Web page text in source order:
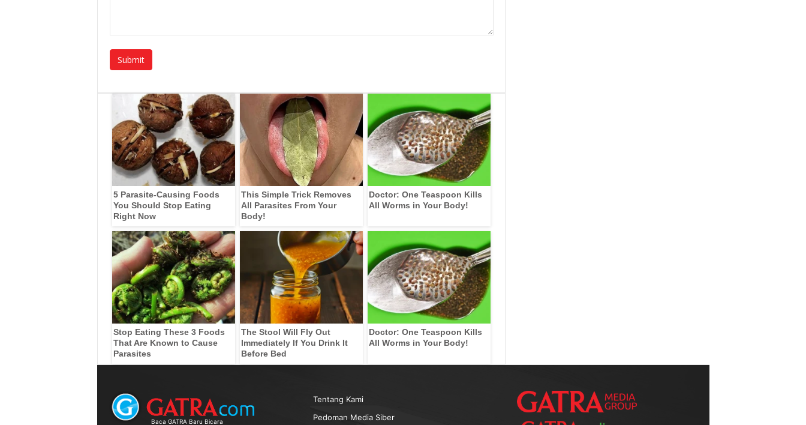
5 Parasite-Causing Foods
You Should Stop Eating
Right Now
This Simple Trick Removes
All Parasites From Your
Body!
Doctor: One Teaspoon Kills
All Worms in Your Body!
Stop Eating These 3 Foods
That Are Known to Cause
Parasites
The Stool Will Fly Out
Immediately If You Drink It
Before Bed
Doctor: One Teaspoon Kills
All Worms in Your Body!
Baca GATRA Baru Bicara
Tentang Kami
Pedoman Media Siber